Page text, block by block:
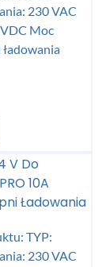
230 VAC
Moc
V Do
10A
Ładowania
TYP:
230 VAC